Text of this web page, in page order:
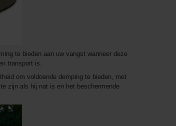
te bieden aan uw vangst wanneer deze
transport is.
om voldoende demping te bieden, met
zijn als hij nat is en het beschermende